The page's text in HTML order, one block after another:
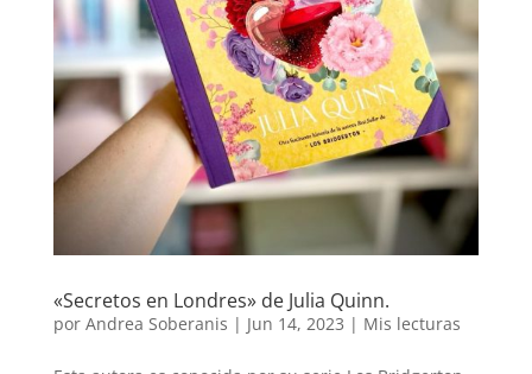
«Secretos en Londres» de Julia Quinn.
por Andrea Soberanis | Jun 14, 2023 | Mis lecturas